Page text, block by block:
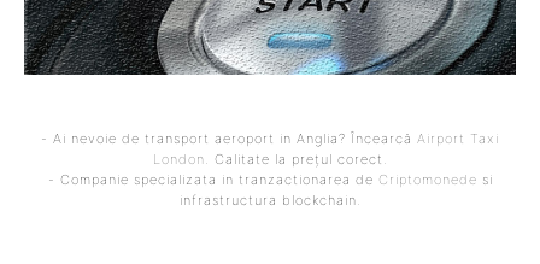
- Ai nevoie de transport aeroport in Anglia? Încearcă Airport Taxi
London . Calitate la prețul corect.
- Companie specializata in tranzactionarea de Criptomonede si
infrastructura blockchain.